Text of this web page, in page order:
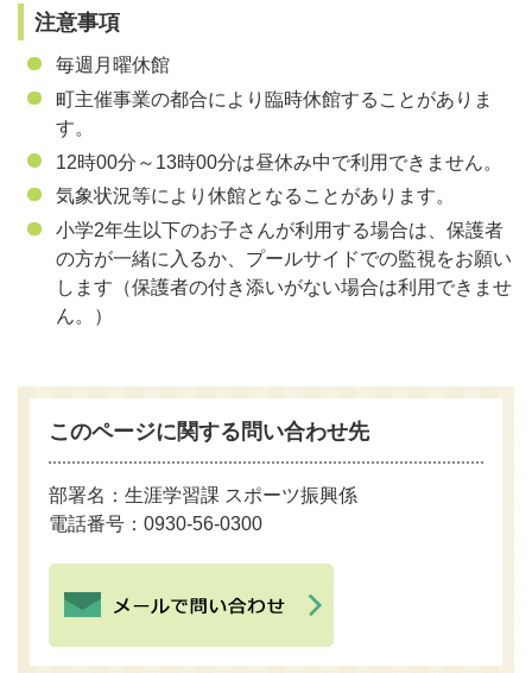
注意事項
毎週月曜休館
町主催事業の都合により臨時休館することがありま
す。
12時00分 ～13時00分は昼休み中で利用できません。
気象状況等により休館となることがあります。
小学2年生以下のお子さんが利用する場合は、保護者
の方が一緒に入るか、プールサイドでの監視をお願い
します（保護者の付き添いがない場合は利用できませ
ん。）
このページに関する問い合わせ先
部署名：生涯学習課 スポーツ振興係
電話番号：0930-56-0300